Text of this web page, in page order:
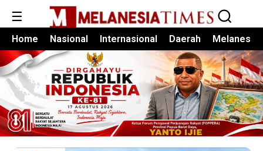
☰
Home Nasional Internasional Daerah Melanesia